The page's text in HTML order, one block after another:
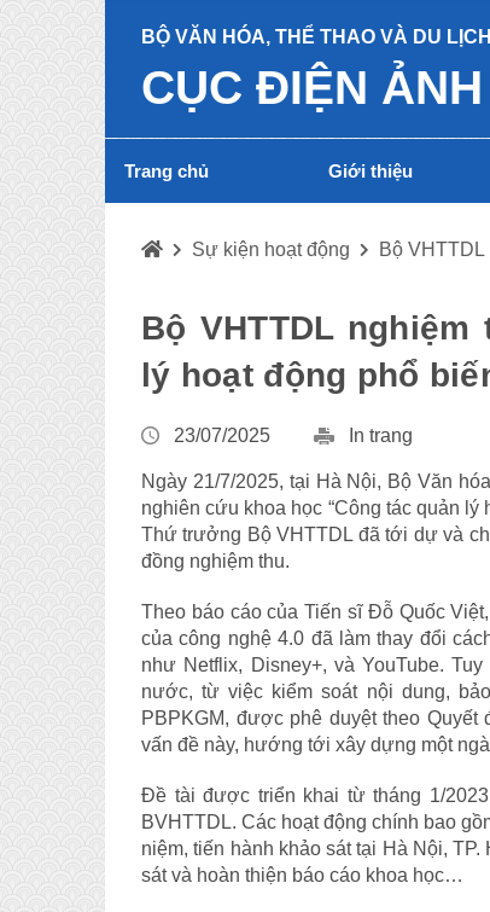
BỘ VĂN HÓA, THỂ THAO VÀ DU LỊCH
CỤC ĐIỆN ẢNH
Trang chủ Giới thiệu
Sự kiện hoạt động Bộ VHTTDL
Bộ VHTTDL
lý hoạt động phổ
23/07/2025 In trang
Ngày 21/7/2025, tại Hà Nội, Bộ Văn
nghiên cứu khoa học “Công tác quản
Thứ trưởng Bộ VHTTDL đã tới dự và
đồng nghiệm thu.
Theo báo cáo của Tiến sĩ Đỗ Quốc
của công nghệ 4.0 đã làm thay đổi
như Netflix, Disney+, và YouTube.
nước, từ việc kiểm soát nội dung,
PBPKGM, được phê duyệt theo
vấn đề này, hướng tới xây dựng một
Đề tài được triển khai từ tháng 1/
BVHTTDL. Các hoạt động chính bao
niệm, tiến hành khảo sát tại Hà Nội,
sát và hoàn thiện báo cáo khoa học…